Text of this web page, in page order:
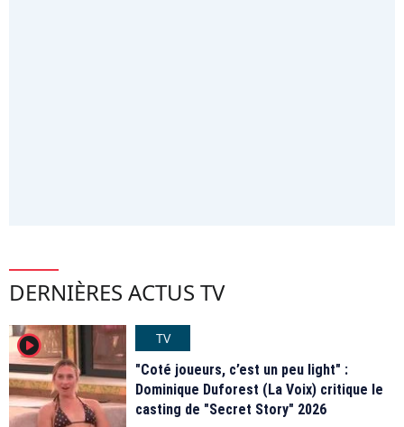
DERNIÈRES ACTUS TV
player2
TV
"Coté joueurs, c’est un peu light" :
Dominique Duforest (La Voix) critique le
casting de "Secret Story" 2026